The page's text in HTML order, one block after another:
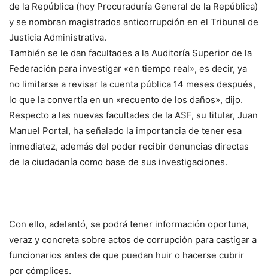
de la República (hoy Procuraduría General de la República)
y se nombran magistrados anticorrupción en el Tribunal de
Justicia Administrativa.
También se le dan facultades a la Auditoría Superior de la
Federación para investigar «en tiempo real», es decir, ya
no limitarse a revisar la cuenta pública 14 meses después,
lo que la convertía en un «recuento de los daños», dijo.
Respecto a las nuevas facultades de la ASF, su titular, Juan
Manuel Portal, ha señalado la importancia de tener esa
inmediatez, además del poder recibir denuncias directas
de la ciudadanía como base de sus investigaciones.
Con ello, adelantó, se podrá tener información oportuna,
veraz y concreta sobre actos de corrupción para castigar a
funcionarios antes de que puedan huir o hacerse cubrir
por cómplices.